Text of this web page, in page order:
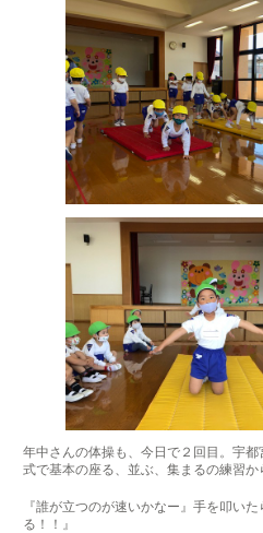
年中さんの体操も、今日で２回目。宇
式で基本の座る、並ぶ、集まるの練習か
『誰が立つのが速いかなー』手を叩い
る！！』